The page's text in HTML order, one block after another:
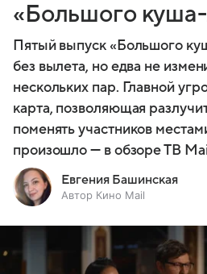
«Большого
Пятый выпуск «Большого
без вылета, но едва не
нескольких пар. Главной
карта, позволяющая
поменять участников
произошло — в обзоре ТВ
Евгения Башинская
Автор Кино Mail